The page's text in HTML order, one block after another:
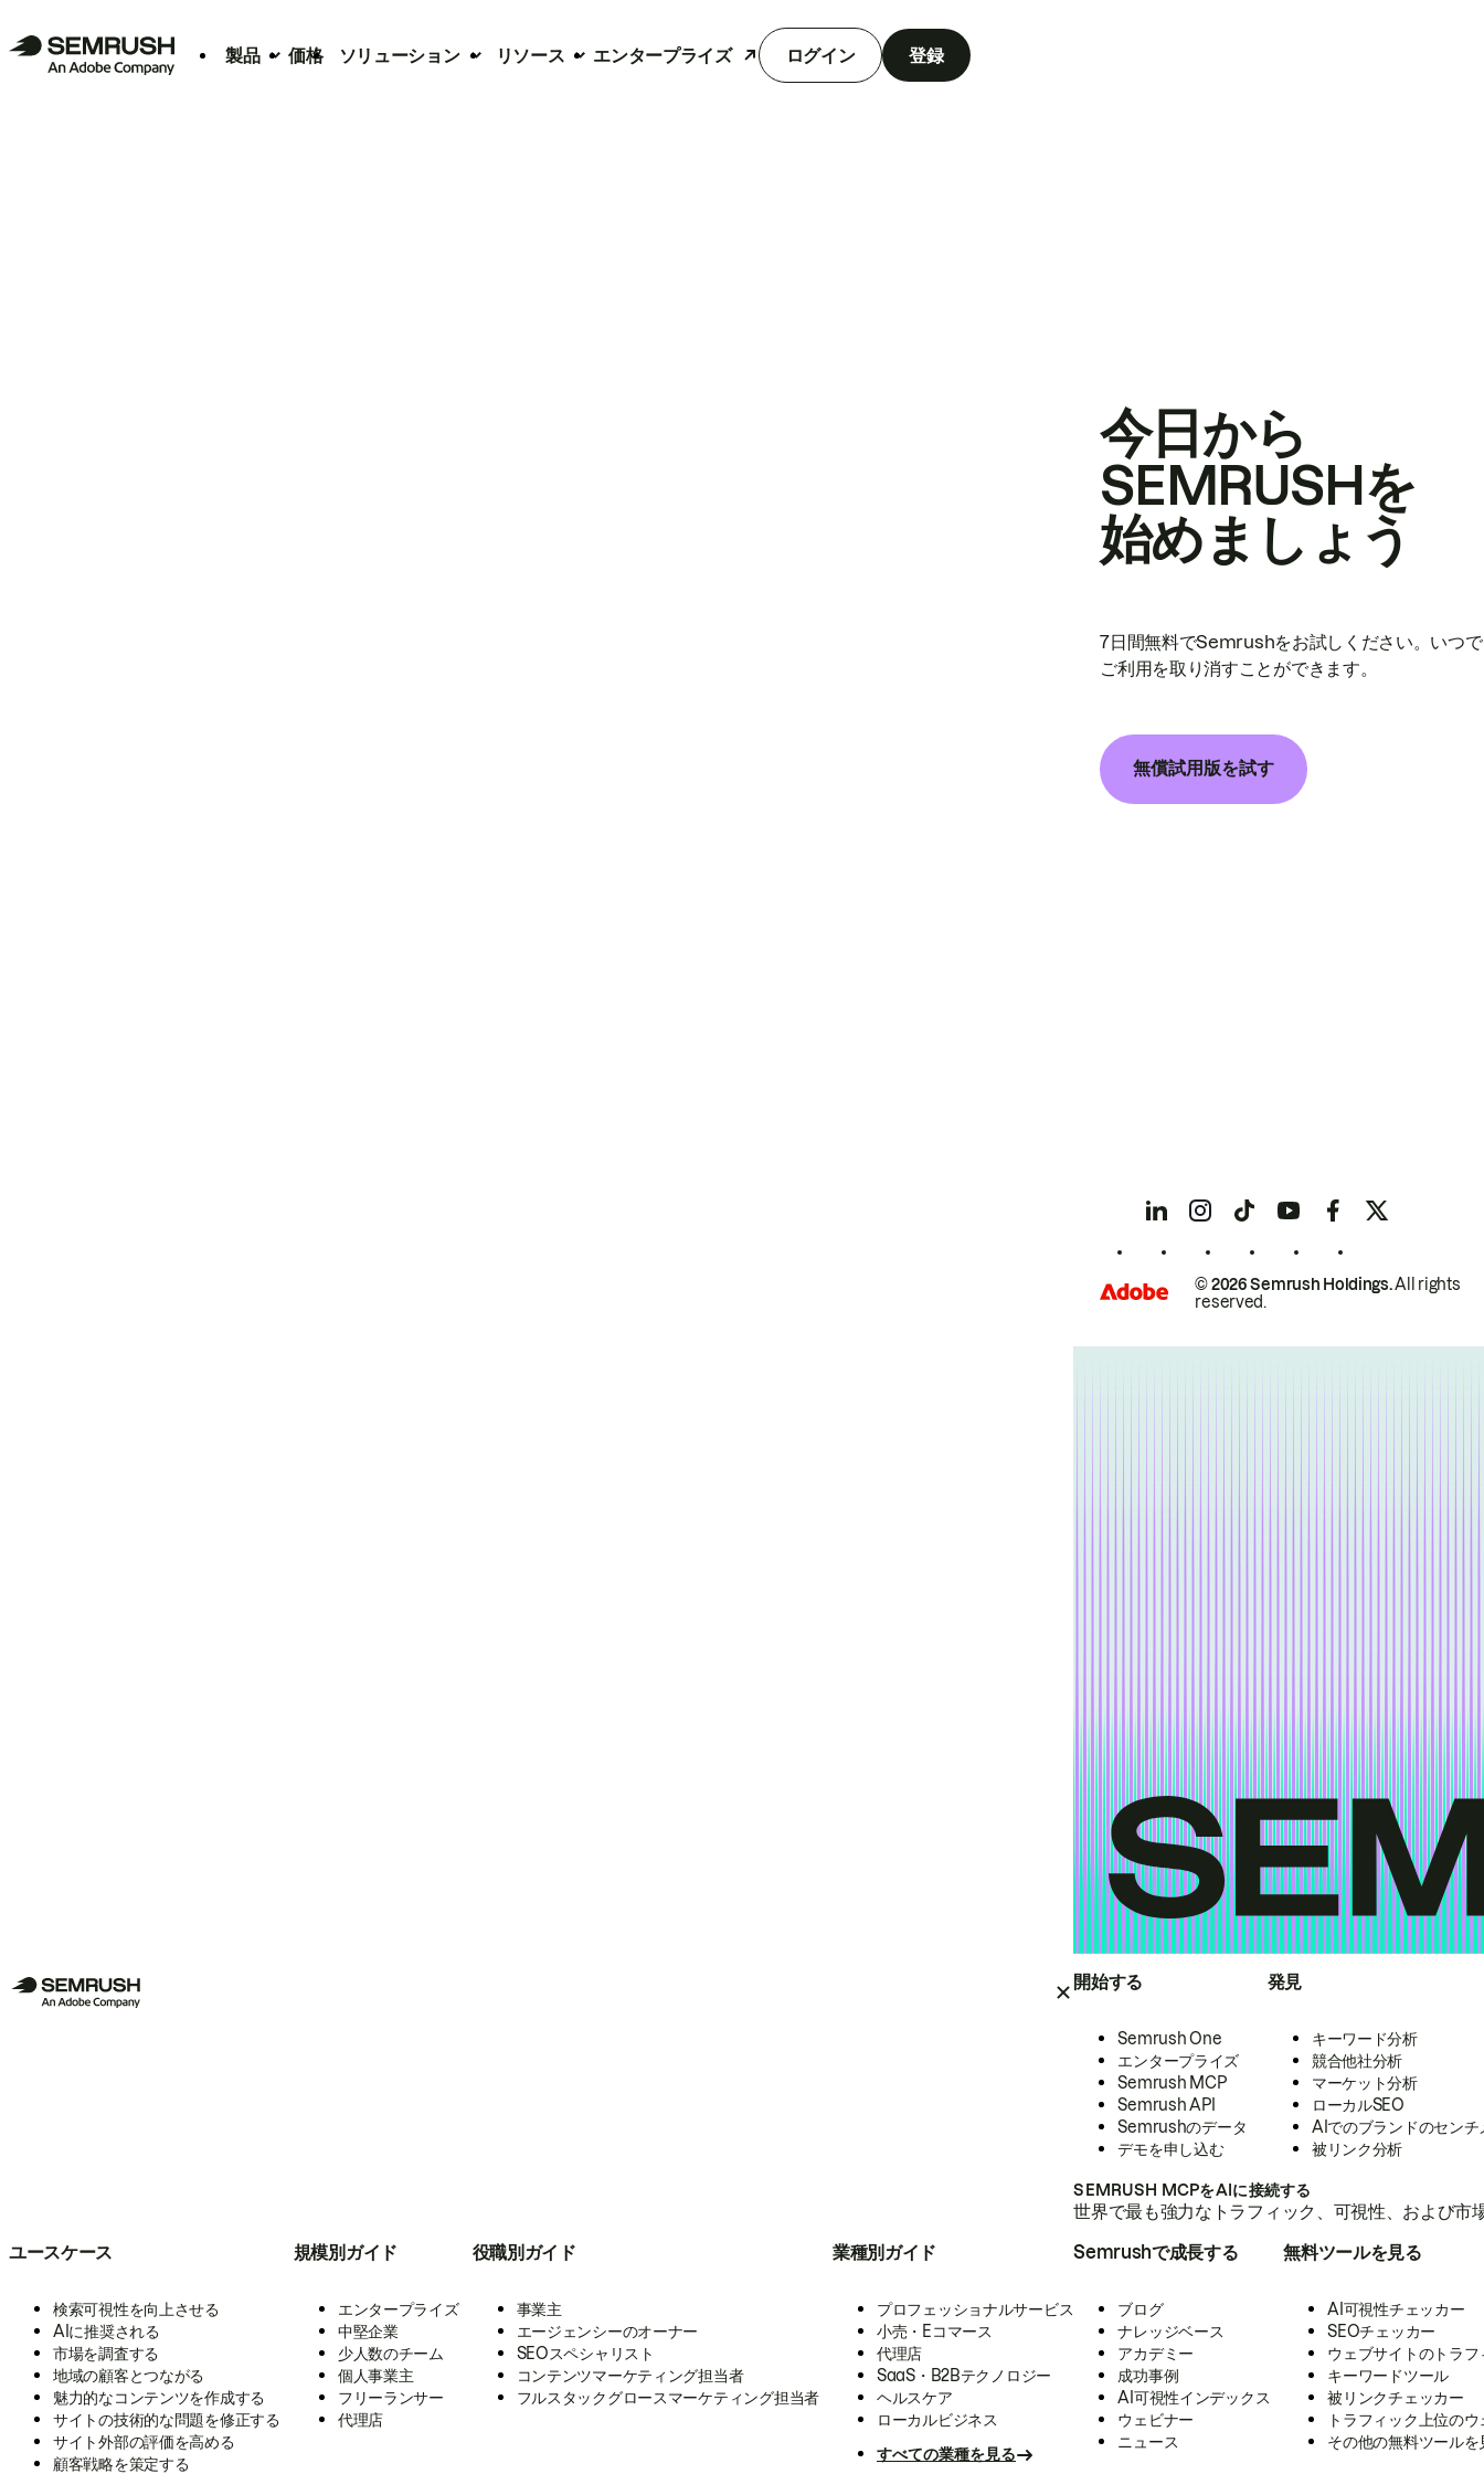
製品 価格 ソリューション リソース エンタープライズ ログイン 登録
開始する
Semrush One
エンタープライズ
Semrush MCP
Semrush API
Semrushのデータ
デモを申し込む
発見
キーワード分析
競合他社分析
マーケット分析
ローカルSEO
AIでのブランドのセンチ
被リンク分析
SEMRUSH MCPをAIに接続する
世界で最も強力なトラフィック、可視性、および
ユースケース
検索可視性を向上させる
AIに推奨される
市場を調査する
地域の顧客とつながる
魅力的なコンテンツを作成する
サイトの技術的な問題を修正する
サイト外部の評価を高める
顧客戦略を策定する
規模別ガイド
エンタープライズ
中堅企業
少人数のチーム
個人事業主
フリーランサー
代理店
役職別ガイド
事業主
エージェンシーのオーナー
SEOスペシャリスト
コンテンツマーケティング担当者
フルスタックグロースマーケティング担当者
業種別ガイド
プロフェッショナルサービス
小売・Eコマース
代理店
SaaS・B2Bテクノロジー
ヘルスケア
ローカルビジネス
すべての業種を見る
Semrushで成長する
ブログ
ナレッジベース
アカデミー
成功事例
AI可視性インデックス
ウェビナー
ニュース
無料ツールを見る
AI可視性チェッカー
SEOチェッカー
ウェブサイトのトラ
キーワードツール
被リンクチェッカー
トラフィック上位の
その他の無料ツールを
今日から
SEMRUSHを
始めましょう
7日間無料でSemrushをお試しください。いつ
ご利用を取り消すことができます。
無償試用版を試す
© 2026 Semrush Holdings.All rights
reserved.